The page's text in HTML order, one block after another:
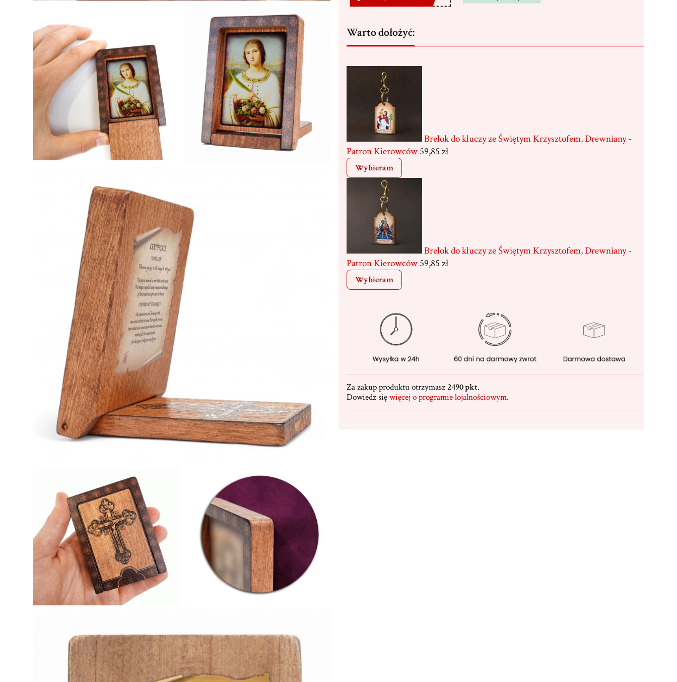
Warto dołożyć:
Brelok do kluczy ze Świętym Krzysztofem, Drewniany -
Patron Kierowców 59,85 zł
Wybieram
Brelok do kluczy ze Świętym Krzysztofem, Drewniany -
Patron Kierowców 59,85 zł
Wybieram
Za zakup produktu otrzymasz 2490 pkt.
Dowiedz sięwięcej o programie lojalnościowym.